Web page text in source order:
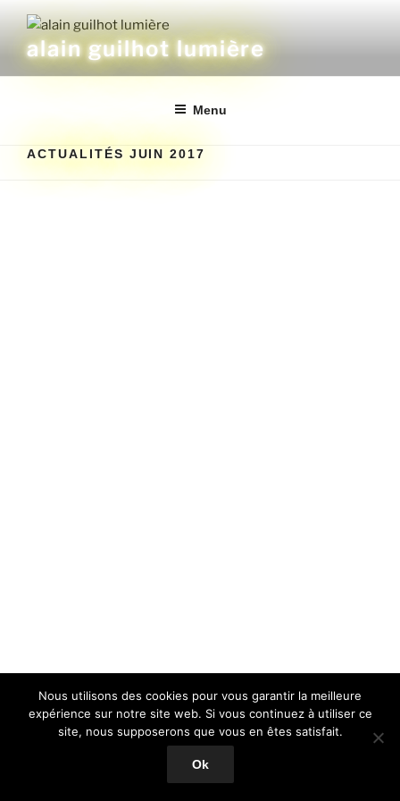
alain guilhot lumière
Menu
ACTUALITÉS JUIN 2017
Nous utilisons des cookies pour vous garantir la meilleure
expérience sur notre site web. Si vous continuez à utiliser ce
site, nous supposerons que vous en êtes satisfait.
Ok